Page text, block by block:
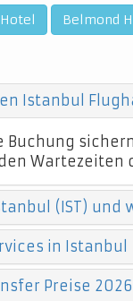
Belmond
Istanbul
Wartezeiten
(IST)
in Istanbul
Preise